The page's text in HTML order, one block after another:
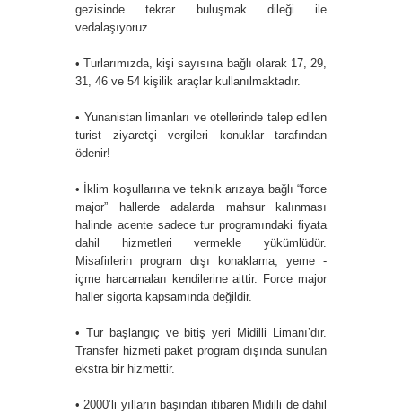
gezisinde tekrar buluşmak dileği ile
vedalaşıyoruz.
• Turlarımızda, kişi sayısına bağlı olarak 17, 29,
31, 46 ve 54 kişilik araçlar kullanılmaktadır.
• Yunanistan limanları ve otellerinde talep edilen
turist ziyaretçi vergileri konuklar tarafından
ödenir!
• İklim koşullarına ve teknik arızaya bağlı “force
major” hallerde adalarda mahsur kalınması
halinde acente sadece tur programındaki fiyata
dahil hizmetleri vermekle yükümlüdür.
Misafirlerin program dışı konaklama, yeme -
içme harcamaları kendilerine aittir. Force major
haller sigorta kapsamında değildir.
• Tur başlangıç ve bitiş yeri Midilli Limanı’dır.
Transfer hizmeti paket program dışında sunulan
ekstra bir hizmettir.
• 2000’li yılların başından itibaren Midilli de dahil